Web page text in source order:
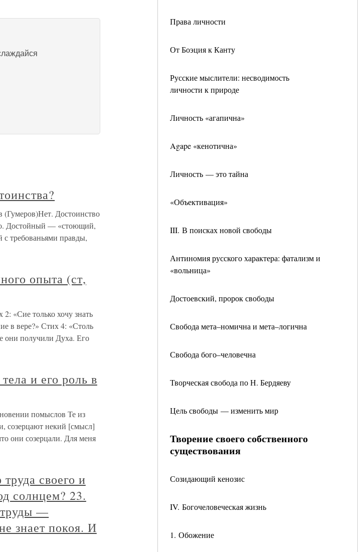
Права личности
От Боэция к Канту
Русские мыслители: несводимость
личности к природе
Личность «агапична»
Agape «кенотична»
Личность — это тайна
«Объективация»
III. В поисках новой свободы
Антиномия русского характера: фатализм и
«вольница»
Достоевский, пророк свободы
Свобода мета–номична и мета–логична
Свобода бого–человечна
Творческая свобода по Н. Бердяеву
Цель свободы — изменить мир
Творение своего собственного
существования
Созидающий кенозис
IV. Богочеловеческая жизнь
1. Обожение
(Гумеров)Нет. Достоинство
Достойный — «стоющий,
требованьями правды,
опыта (ст,
«Сие только хочу знать
в вере?» Стих 4: «Столь
они получили Духа. Его
и его роль в
помыслов Те из
созерцают некий [смысл]
они созерцали. Для меня
своего и
солнцем? 23.
труды —
знает покоя. И